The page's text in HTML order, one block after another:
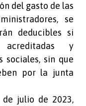
del gasto de las
se
deducibles si
acreditadas y
sociales, sin que
por la junta
de julio de 2023,